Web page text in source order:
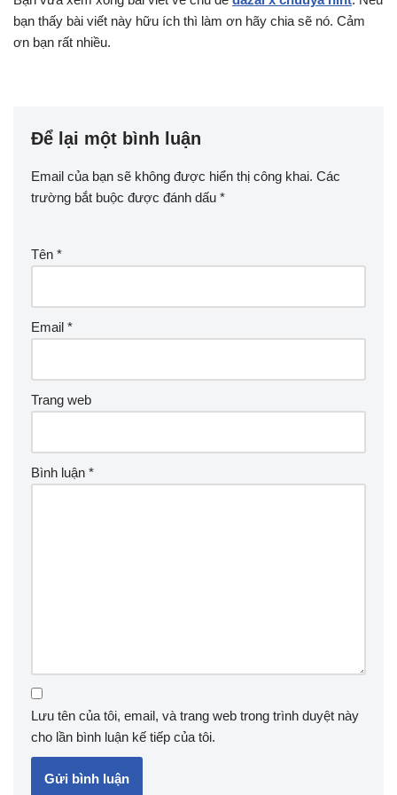
bạn thấy bài viết này hữu ích thì làm ơn hãy chia sẽ nó. Cảm
ơn bạn rất nhiều.
Để lại một bình luận
Email của bạn sẽ không được hiển thị công khai. Các
trường bắt buộc được đánh dấu *
Tên *
Email *
Trang web
Bình luận *
Lưu tên của tôi, email, và trang web trong trình duyệt này
cho lần bình luận kế tiếp của tôi.